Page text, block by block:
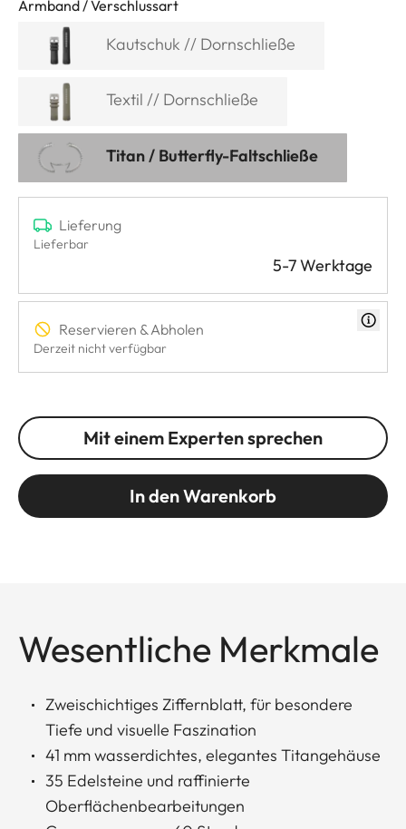
Armband / Verschlussart
Kautschuk // Dornschließe
Textil // Dornschließe
Titan / Butterfly-Faltschließe
Lieferung
Lieferbar
5-7 Werktage
Reservieren & Abholen
Derzeit nicht verfügbar
Mit einem Experten sprechen
In den Warenkorb
Wesentliche Merkmale
Zweischichtiges Ziffernblatt, für besondere
Tiefe und visuelle Faszination
41 mm wasserdichtes, elegantes Titangehäuse
35 Edelsteine und raffinierte
Oberflächenbearbeitungen